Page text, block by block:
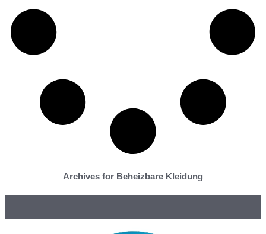
Archives for Beheizbare Kleidung